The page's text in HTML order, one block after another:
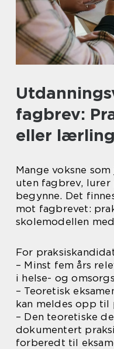
fagbrev:
eller
Mange voksne
uten fagbrev, lurer
begynne. Det
mot fagbrevet:
skolemodellen
For
– Minst fem års
i helse- og
– Teoretisk
kan meldes opp til
– Den teoretiske
dokumentert
forberedt til